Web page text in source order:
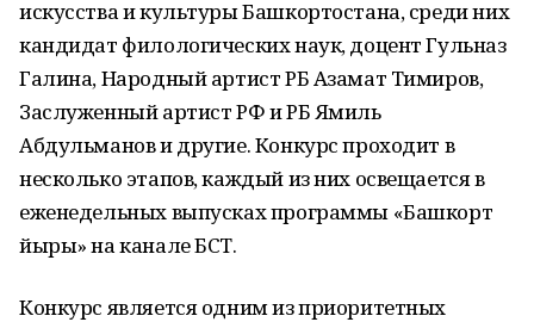
искусства и культуры Башкортостана, среди них
кандидат филологических наук, доцент Гульназ
Галина, Народный артист РБ Азамат Тимиров,
Заслуженный артист РФ и РБ Ямиль
Абдульманов и другие. Конкурс проходит в
несколько этапов, каждый из них освещается в
еженедельных выпусках программы «Башкорт
йыры» на канале БСТ.
Конкурс является одним из приоритетных